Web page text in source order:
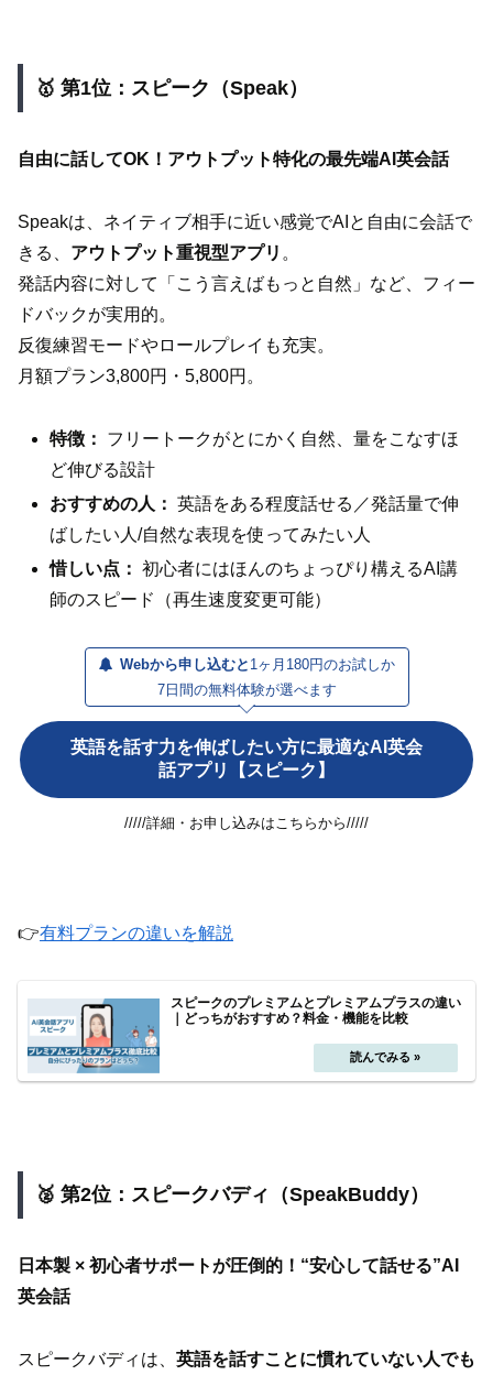
🥇 第1位：スピーク（Speak）
自由に話してOK！アウトプット特化の最先端AI英会話
Speakは、ネイティブ相手に近い感覚でAIと自由に会話で
きる、 アウトプット重視型アプリ 。
発話内容に対して「こう言えばもっと自然」など、フィー
ドバックが実用的。
反復練習モードやロールプレイも充実。
月額プラン3,800円・5,800円。
特徴：
フリートークがとにかく自然、量をこなすほ
ど伸びる設計
おすすめの人： 英語をある程度話せる／発話量で伸
ばしたい人/自然な表現を使ってみたい人
惜しい点： 初心者にはほんのちょっぴり構えるAI講
師のスピード（再生速度変更可能）
Webから申し込むと 1ヶ月180円のお試しか
7日間の無料体験が選べます
英語を話す力を伸ばしたい方に最適なAI英会
話アプリ【スピーク】
/////詳細・お申し込みはこちらから/////
👉有料プランの違いを解説
スピークのプレミアムとプレミアムプラスの違い
｜どっちがおすすめ？料金・機能を比較
🥈 第2位：スピークバディ（SpeakBuddy）
日本製 × 初心者サポートが圧倒的！“安心して話せる”AI
英会話
スピークバディは、 英語を話すことに慣れていない人でも